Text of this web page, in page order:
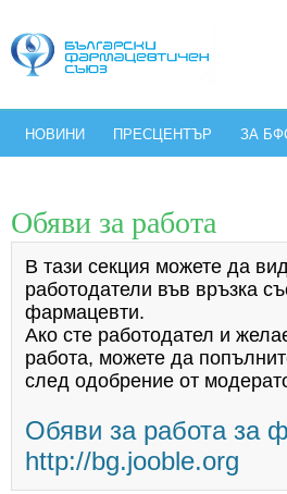
НОВИНИ ПРЕСЦЕНТЪР ЗА
Обяви за работа
В тази секция можете да
работодатели във връзка
фармацевти.
Ако сте работодател и
работа, можете да
след одобрение от
Обяви за работа за
http://bg.jooble.org